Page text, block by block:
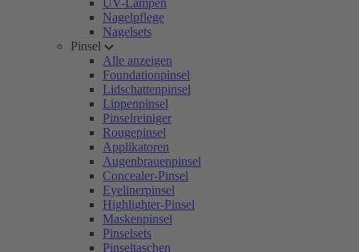
UV-Lampen
Nagelpflege
Nagelsets
Pinsel
Alle anzeigen
Foundationpinsel
Lidschattenpinsel
Lippenpinsel
Pinselreiniger
Rougepinsel
Applikatoren
Augenbrauenpinsel
Concealer-Pinsel
Eyelinerpinsel
Highlighter-Pinsel
Maskenpinsel
Pinselsets
Pinseltaschen